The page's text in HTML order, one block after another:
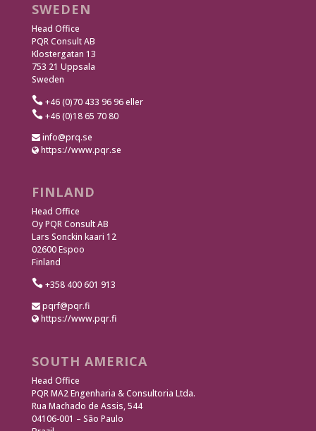
SWEDEN
Head Office
PQR Consult AB
Klostergatan 13
753 21 Uppsala
Sweden
+46 (0)70 433 96 96 eller
+46 (0)18 65 70 80
info@prq.se
https://www.pqr.se
FINLAND
Head Office
Oy PQR Consult AB
Lars Sonckin kaari 12
02600 Espoo
Finland
+358 400 601 913
pqrf@pqr.fi
https://www.pqr.fi
SOUTH AMERICA
Head Office
PQR MA2 Engenharia & Consultoria Ltda.
Rua Machado de Assis, 544
04106-001 – São Paulo